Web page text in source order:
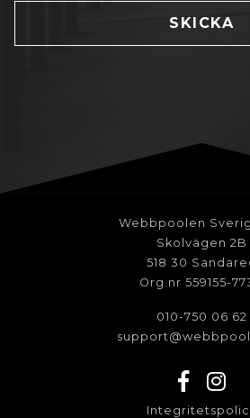
SKICKA
Webbpoolen
Skolvägen 2B
518 30
Org.nr 559155-
010-750 06 62